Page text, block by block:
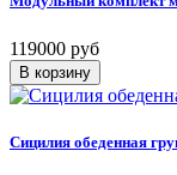
119000 руб
Сицилия обеденная